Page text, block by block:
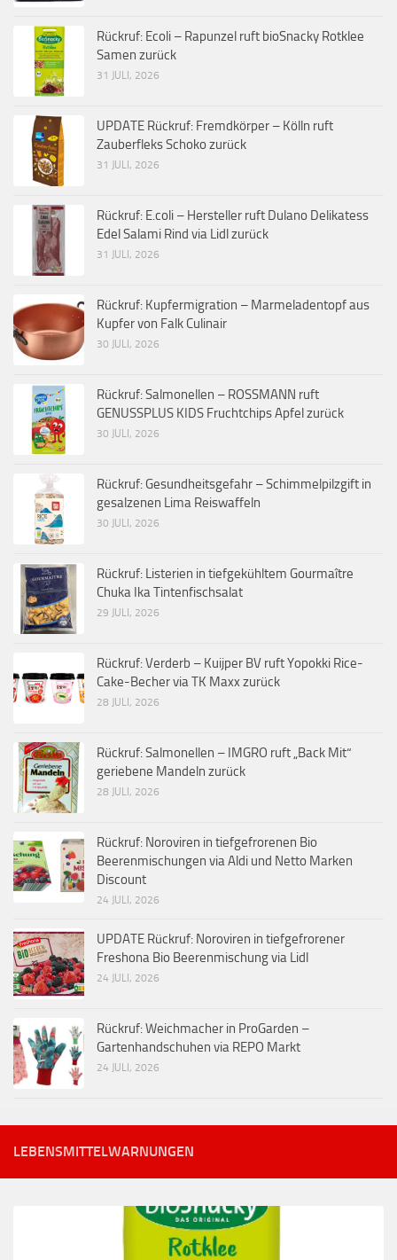
Rückruf: Ecoli – Rapunzel ruft bioSnacky Rotklee
Samen zurück
31 JULI, 2026
UPDATE Rückruf: Fremdkörper – Kölln ruft
Zauberfleks Schoko zurück
31 JULI, 2026
Rückruf: E.coli – Hersteller ruft Dulano Delikatess
Edel Salami Rind via Lidl zurück
31 JULI, 2026
Rückruf: Kupfermigration – Marmeladentopf aus
Kupfer von Falk Culinair
30 JULI, 2026
Rückruf: Salmonellen – ROSSMANN ruft
GENUSSPLUS KIDS Fruchtchips Apfel zurück
30 JULI, 2026
Rückruf: Gesundheitsgefahr – Schimmelpilzgift in
gesalzenen Lima Reiswaffeln
30 JULI, 2026
Rückruf: Listerien in tiefgekühltem Gourmaître
Chuka Ika Tintenfischsalat
29 JULI, 2026
Rückruf: Verderb – Kuijper BV ruft Yopokki Rice-
Cake-Becher via TK Maxx zurück
28 JULI, 2026
Rückruf: Salmonellen – IMGRO ruft „Back Mit“
geriebene Mandeln zurück
28 JULI, 2026
Rückruf: Noroviren in tiefgefrorenen Bio
Beerenmischungen via Aldi und Netto Marken
Discount
24 JULI, 2026
UPDATE Rückruf: Noroviren in tiefgefrorener
Freshona Bio Beerenmischung via Lidl
24 JULI, 2026
Rückruf: Weichmacher in ProGarden –
Gartenhandschuhen via REPO Markt
24 JULI, 2026
LEBENSMITTELWARNUNGEN